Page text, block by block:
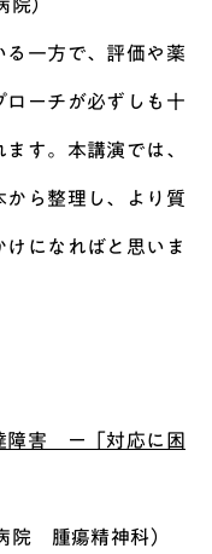
）
る一方で、評価や薬
ローチが必ずしも十
す。本講演では、
から整理し、より質
になればと思いま
障害 ー「対応に困
院 腫瘍精神科）